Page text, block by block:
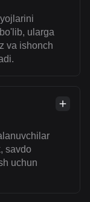
ularga
va ishonch
savdo
uchun